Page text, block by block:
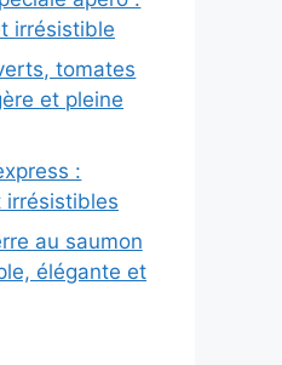
irrésistible
tomates
et pleine
:
irrésistibles
au saumon
élégante et